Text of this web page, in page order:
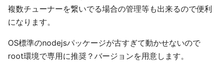
複数チューナーを繋いでる場合の管理等も出来るので便利
になります。
OS標準のnodejsパッケージが古すぎて動かせないので
root環境で専用に推奨？バージョンを用意します。